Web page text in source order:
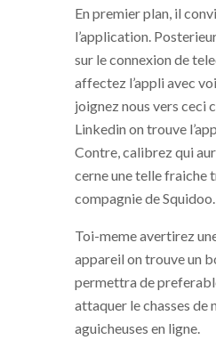
En premier plan, il
l’application.
sur le connexion de
affectez l’appli avec
joignez nous vers ceci
Linkedin on trouve
Contre, calibrez qui
cerne une telle fraiche
compagnie de Squidoo.
Toi-meme avertirez
appareil on trouve un
permettra de
attaquer le chasses de
aguicheuses en ligne.